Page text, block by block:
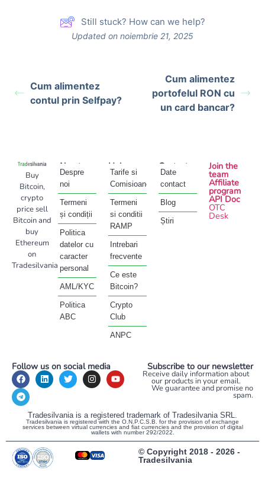
Still stuck? How can we help?
Updated on noiembrie 21, 2025
Cum alimentez
contul prin Selfpay?
Cum alimentez
portofelul RON cu
un card bancar?
Buy
Bitcoin,
crypto
price sell
Bitcoin and
buy
Ethereum
on
Tradesilvania
About
Despre
noi
Termeni
și condiții
Politica
datelor cu
caracter
personal
AML/KYC
Politica
ABC
Help
Tarife si
Comisioane
Termeni
si conditii
RAMP
Intrebari
frecvente
Ce este
Bitcoin?
Crypto
Club
ANPC
Contact
Date
contact
Blog
Știri
Join the
team
Affiliate
program
API Doc
OTC
Desk
Follow us on social media Subscribe to our newsletter
Receive daily information about
our products in your email.
We guarantee and promise no
spam.
Tradesilvania is a registered trademark of Tradesilvania SRL.
Tradesilvania is registered with the O.N.P.C.S.B. for the provision of exchange
services between virtual currencies and fiat currencies and the provision of digital
wallets with number 292/2022.
© Copyright 2018 - 2026 -
Tradesilvania